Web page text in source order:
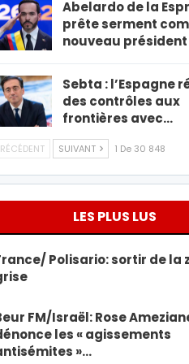
Abelardo de la
prête serment
nouveau
Sebta : l’Espagne
des contrôles aux
frontières avec…
SUIVANT 1 De 30 848
LES PLUS LUS
Polisario: sortir de la
FM/Israël: Rose
les « agissements
»…